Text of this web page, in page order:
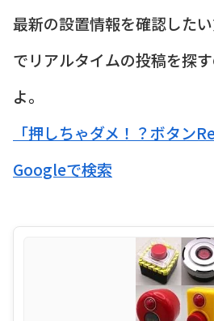
最新の設置情報を確認した
でリアルタイムの投稿を探
よ。
「押しちゃダメ！？ボタン
Googleで検索